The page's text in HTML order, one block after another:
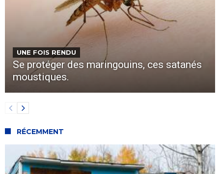
UNE FOIS RENDU
Se protéger des maringouins, ces satanés
moustiques.
RÉCEMMENT